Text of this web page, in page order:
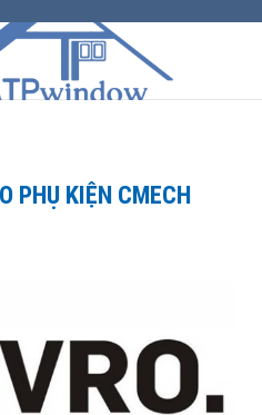
PHỤ KIỆN CMECH